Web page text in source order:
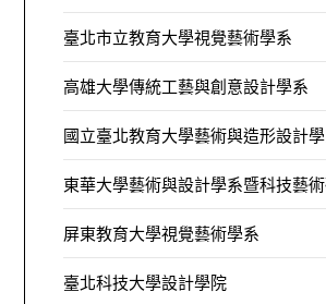
臺北市立教育大學視覺藝術學系
高雄大學傳統工藝與創意設計學系
國立臺北教育大學藝術與造形設計
東華大學藝術與設計學系暨科技藝
屏東教育大學視覺藝術學系
臺北科技大學設計學院